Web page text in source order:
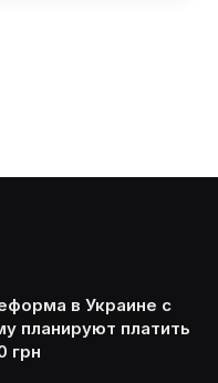
в Украине с
планируют платить
грн